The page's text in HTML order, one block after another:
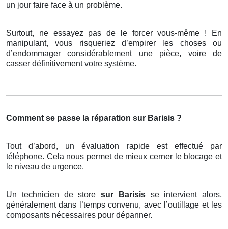
un jour faire face à un problème.
Surtout, ne essayez pas de le forcer vous-même ! En
manipulant, vous risqueriez d’empirer les choses ou
d’endommager considérablement une pièce, voire de
casser définitivement votre système.
Comment se passe la réparation sur Barisis ?
Tout d’abord, un évaluation rapide est effectué par
téléphone. Cela nous permet de mieux cerner le blocage et
le niveau de urgence.
Un technicien de store sur Barisis se intervient alors,
généralement dans l’temps convenu, avec l’outillage et les
composants nécessaires pour dépanner.